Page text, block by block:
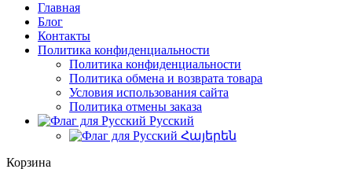
Главная
Блог
Контакты
Политика конфиденциальности
Политика конфиденциальности
Политика обмена и возврата товара
Условия использования сайта
Политика отмены заказа
Русский
Հայերեն
Корзина